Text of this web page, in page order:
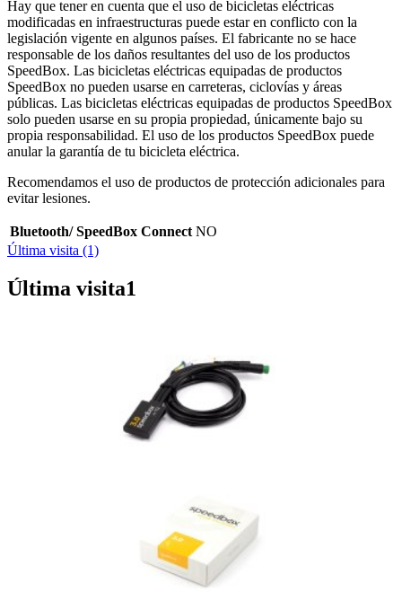
Hay que tener en cuenta que el uso de bicicletas eléctricas
modificadas en infraestructuras puede estar en conflicto con la
legislación vigente en algunos países. El fabricante no se hace
responsable de los daños resultantes del uso de los productos
SpeedBox. Las bicicletas eléctricas equipadas de productos
SpeedBox no pueden usarse en carreteras, ciclovías y áreas
públicas. Las bicicletas eléctricas equipadas de productos SpeedBox
solo pueden usarse en su propia propiedad, únicamente bajo su
propia responsabilidad. El uso de los productos SpeedBox puede
anular la garantía de tu bicicleta eléctrica.
Recomendamos el uso de productos de protección adicionales para
evitar lesiones.
Bluetooth/ SpeedBox Connect NO
Última visita (1)
Última visita1